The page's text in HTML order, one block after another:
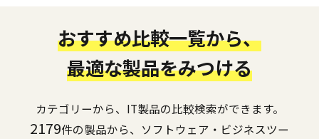
おすすめ比較一覧から、
最適な製品をみつける
カテゴリーから、IT製品の比較検索ができます。
2179件の製品から、ソフトウェア・ビジネスツー